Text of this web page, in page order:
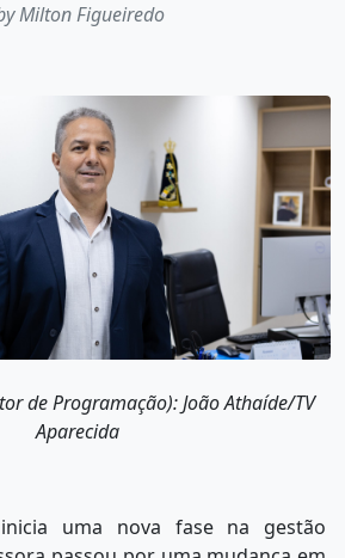
Milton Figueiredo
de Programação): João Athaíde/TV
Aparecida
inicia uma nova fase na gestão